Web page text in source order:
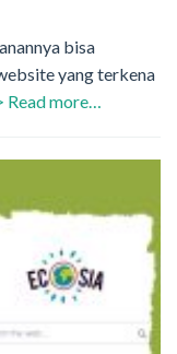
bisa
yang terkena
Read more…